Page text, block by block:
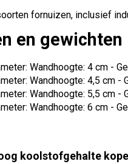
fornuizen, inclusief
en gewichten
Wandhoogte: 4 cm -
Wandhoogte: 4,5 cm -
Wandhoogte: 5,5 cm -
Wandhoogte: 6 cm -
koolstofgehalte